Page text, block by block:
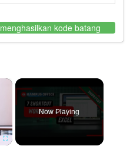
menghasilkan kode batang
×
Now Playing